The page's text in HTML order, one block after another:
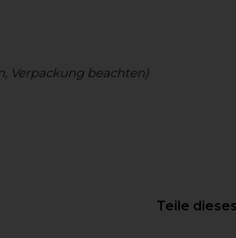
Verpackung beachten)
Teile